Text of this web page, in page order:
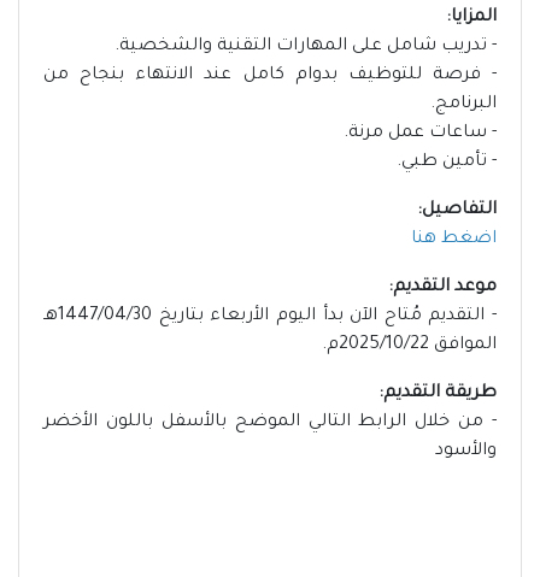
المزايا:
- تدريب شامل على المهارات التقنية والشخصية.
- فرصة للتوظيف بدوام كامل عند الانتهاء بنجاح من
البرنامج.
- ساعات عمل مرنة.
- تأمين طبي.
التفاصيل:
اضغط هنا
موعد التقديم:
- التقديم مُتاح الآن بدأ اليوم الأربعاء بتاريخ 1447/04/30هـ
الموافق 2025/10/22م.
طريقة التقديم:
- من خلال الرابط التالي الموضح بالأسفل باللون الأخضر
والأسود